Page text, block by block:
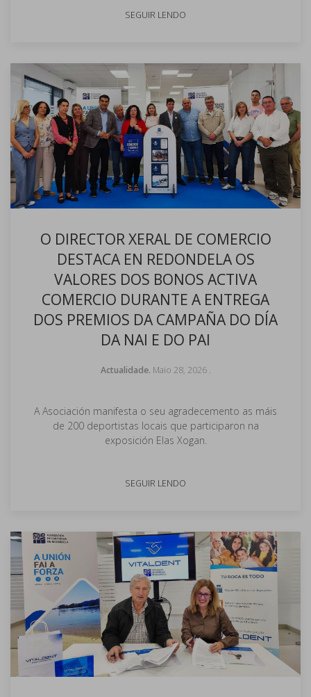
SEGUIR LENDO
O DIRECTOR XERAL DE COMERCIO
DESTACA EN REDONDELA OS
VALORES DOS BONOS ACTIVA
COMERCIO DURANTE A ENTREGA
DOS PREMIOS DA CAMPAÑA DO DÍA
DA NAI E DO PAI
Actualidade. Maio 28, 2026.
A Asociación manifesta o seu agradecemento as máis
de 200 deportistas locais que participaron na
exposición Elas Xogan.
SEGUIR LENDO